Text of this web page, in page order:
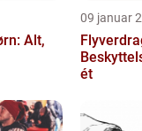
Alt,
09 januar
ét